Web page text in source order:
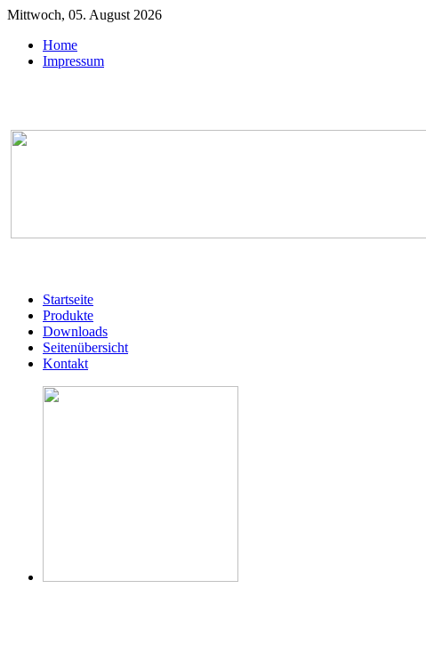
Mittwoch, 05. August 2026
Home
Impressum
Startseite
Produkte
Downloads
Seitenübersicht
Kontakt